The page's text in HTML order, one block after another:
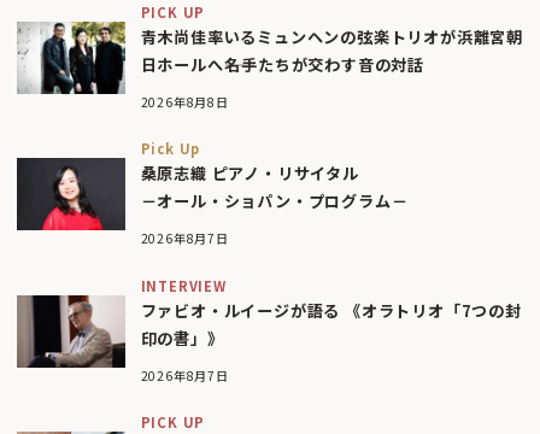
PICK UP
青木尚佳率いるミュンヘンの弦楽トリオが浜離宮朝
日ホールへ――名手たちが交わす音の対話
2026年8月8日
Pick Up
桑原志織 ピアノ・リサイタル
－オール・ショパン・プログラム－
2026年8月7日
INTERVIEW
ファビオ・ルイージが語る 《オラトリオ「7つの封
印の書」》
2026年8月7日
PICK UP